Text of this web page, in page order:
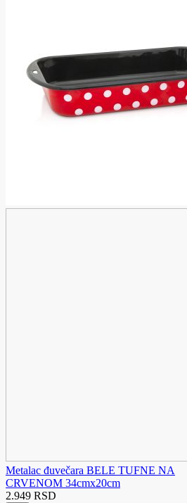
Metalac đuvečara BELE TUFNE NA
CRVENOM 34cmx20cm
2.949 RSD